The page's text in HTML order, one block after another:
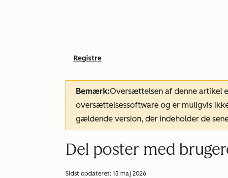
Registre
Bemærk:Oversættelsen af denne artikel
oversættelsessoftware og er muligvis
gældende version, der indeholder de
Del poster med
Sidst opdateret: 15 maj 2026